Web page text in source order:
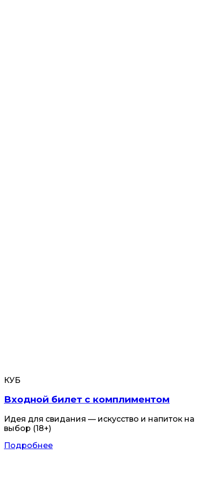
КУБ
Входной билет с комплиментом
Идея для свидания — искусство и напиток на
выбор (18+)
Подробнее